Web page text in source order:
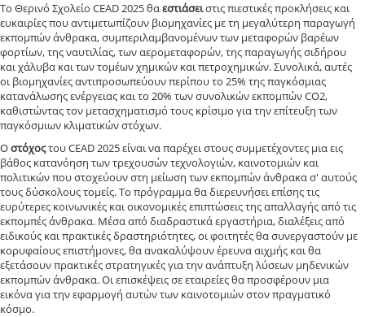
Το Θερινό Σχολείο CEAD 2025 θαεστιάσειστις πιεστικές προκλήσεις και
ευκαιρίες που αντιμετωπίζουν βιομηχανίες με τη μεγαλύτερη παραγωγή
εκπομπών άνθρακα, συμπεριλαμβανομένων των μεταφορών βαρέων
φορτίων, της ναυτιλίας, των αερομεταφορών, της παραγωγής σιδήρου
και χάλυβα και των τομέων χημικών και πετροχημικών. Συνολικά, αυτές
οι βιομηχανίες αντιπροσωπεύουν περίπου το 25% της παγκόσμιας
κατανάλωσης ενέργειας και το 20% των συνολικών εκπομπών CO2,
καθιστώντας τον μετασχηματισμό τους κρίσιμο για την επίτευξη των
παγκόσμιων κλιματικών στόχων.
Οστόχοςτου CEAD 2025 είναι να παρέχει στους συμμετέχοντες μια εις
βάθος κατανόηση των τρεχουσών τεχνολογιών, καινοτομιών και
πολιτικών που στοχεύουν στη μείωση των εκπομπών άνθρακα σ' αυτούς
τους δύσκολους τομείς. Το πρόγραμμα θα διερευνήσει επίσης τις
ευρύτερες κοινωνικές και οικονομικές επιπτώσεις της απαλλαγής από τις
εκπομπές άνθρακα. Μέσα από διαδραστικά εργαστήρια, διαλέξεις από
ειδικούς και πρακτικές δραστηριότητες, οι φοιτητές θα συνεργαστούν με
κορυφαίους επιστήμονες, θα ανακαλύψουν έρευνα αιχμής και θα
εξετάσουν πρακτικές στρατηγικές για την ανάπτυξη λύσεων μηδενικών
εκπομπών άνθρακα. Οι επισκέψεις σε εταιρείες θα προσφέρουν μια
εικόνα για την εφαρμογή αυτών των καινοτομιών στον πραγματικό
κόσμο.